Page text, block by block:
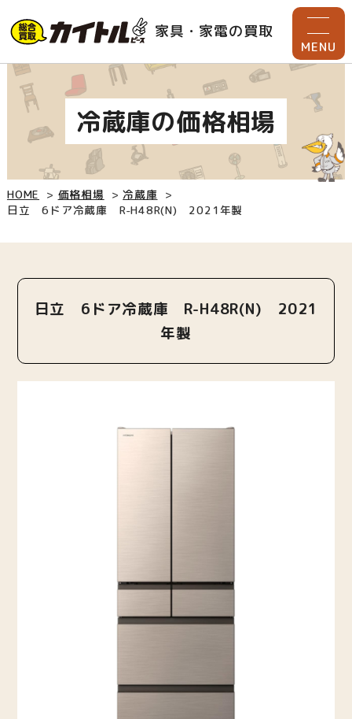
家具・家電の買取
MENU
冷蔵庫の価格相場
HOME 価格相場
冷蔵庫
日立 6ドア冷蔵庫 R-H48R(N) 2021年製
日立 6ドア冷蔵庫 R-H48R(N) 2021
年製